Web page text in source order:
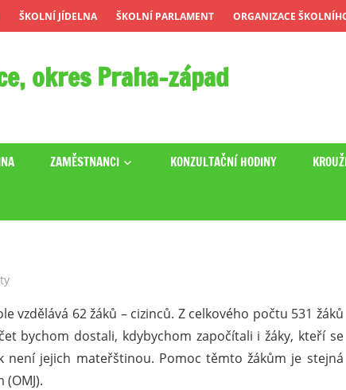
ŠKOLNÍ JÍDELNA ŠKOLNÍ PARLAMENT ORGANIZACE
okres Praha-západ
ZAMĚSTNANCI KONZULTAČNÍ HODINY
vzdělává 62 žáků – cizinců. Z celkového počtu 531 žáků
bychom dostali, kdybychom započítali i žáky, kteří se
není jejich mateřštinou. Pomoc těmto žákům je stejná